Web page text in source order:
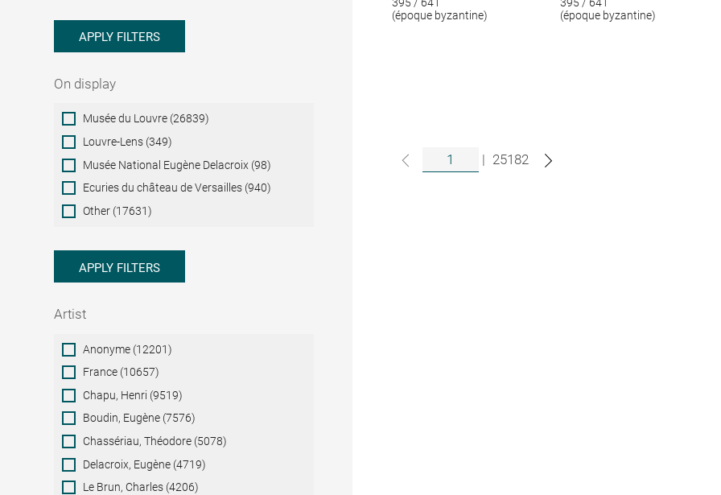
APPLY FILTERS
On display
On
display
Musée du Louvre (26839)
Louvre-Lens (349)
Musée National Eugène Delacroix (98)
Ecuries du château de Versailles (940)
Other (17631)
APPLY FILTERS
Artist
ArtistAnonyme (12201)
France (10657)
Chapu, Henri (9519)
Boudin, Eugène (7576)
Chassériau, Théodore (5078)
Delacroix, Eugène (4719)
Le Brun, Charles (4206)
(époque byzantine)
(époque byzantine)
| 25182